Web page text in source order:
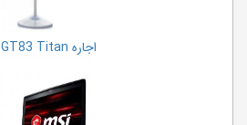
اجاره MSI GT83 Titan